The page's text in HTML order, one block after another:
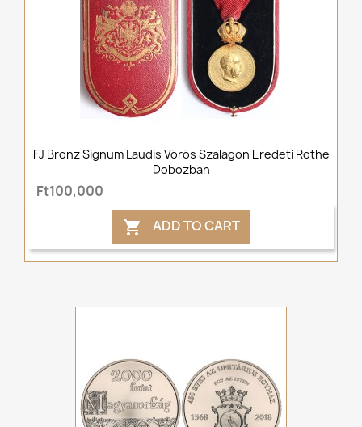
FJ Bronz Signum Laudis Vörös Szalagon Eredeti Rothe
Dobozban
Ft100,000
 ADD TO CART